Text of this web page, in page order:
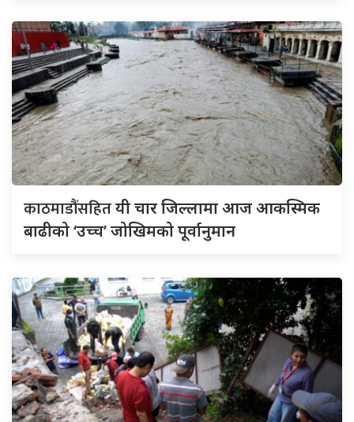
काठमाडौंसहितयी चार जिल्लामा आज आकस्मिक
बाढीको ‘उच्च’ जोखिमको पूर्वानुमान